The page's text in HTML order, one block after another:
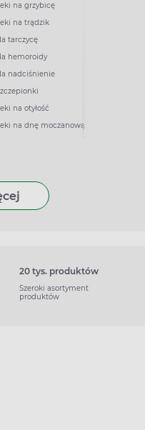
na grzybicę
na trądzik
tarczycę
hemoroidy
nadciśnienie
na otyłość
na dnę moczanową
20 tys. produktów
Szeroki asortyment
produktów